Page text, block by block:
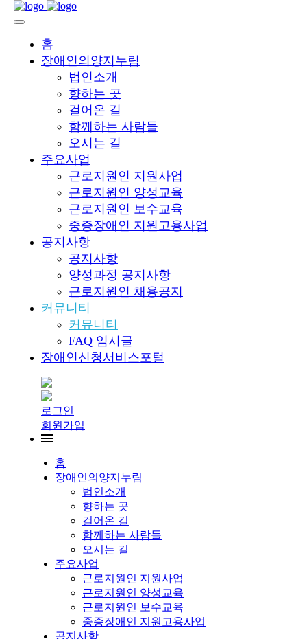
홈
장애인의양지누림
법인소개
향하는 곳
걸어온 길
함께하는 사람들
오시는 길
주요사업
근로지원인 지원사업
근로지원인 양성교육
근로지원인 보수교육
중증장애인 지원고용사업
공지사항
공지사항
양성과정 공지사항
근로지원인 채용공지
커뮤니티
커뮤니티
FAQ 임시글
장애인신청서비스포털
로그인
회원가입
홈
장애인의양지누림
법인소개
향하는 곳
걸어온 길
함께하는 사람들
오시는 길
주요사업
근로지원인 지원사업
근로지원인 양성교육
근로지원인 보수교육
중증장애인 지원고용사업
공지사항